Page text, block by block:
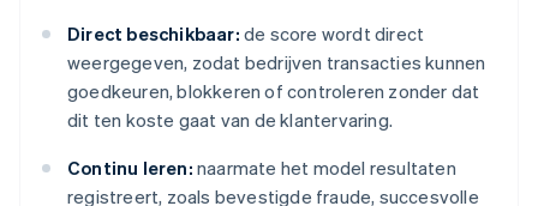
Direct beschikbaar: de score wordt direct
weergegeven, zodat bedrijven transacties kunnen
goedkeuren, blokkeren of controleren zonder dat
dit ten koste gaat van de klantervaring.
Continu leren: naarmate het model resultaten
registreert, zoals bevestigde fraude, succesvolle